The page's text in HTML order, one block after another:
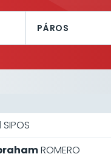
SIPOS
ROMERO